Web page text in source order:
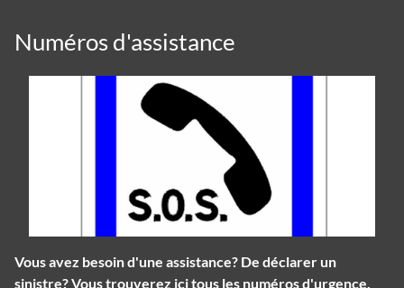
Numéros d'assistance
Vous avez besoin d'une assistance? De déclarer un
sinistre? Vous trouverez ici tous les numéros d'urgence,